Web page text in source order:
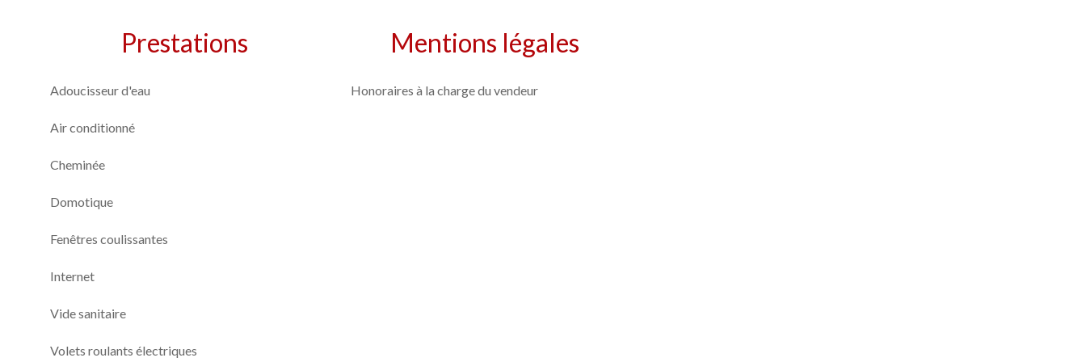
Prestations
Adoucisseur d'eau
Air conditionné
Cheminée
Domotique
Fenêtres coulissantes
Internet
Vide sanitaire
Volets roulants électriques
Mentions légales
Honoraires à la charge du vendeur